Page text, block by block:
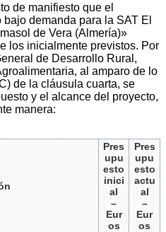
de manifiesto que el
demanda para la SAT El
de Vera (Almería)»
los inicialmente previstos. Por
de Desarrollo Rural,
al amparo de lo
de la cláusula cuarta, se
y el alcance del proyecto,
manera:
Pres
upu
esto
inici
al
–
Eur
os
Pres
upu
esto
actu
al
–
Eur
os